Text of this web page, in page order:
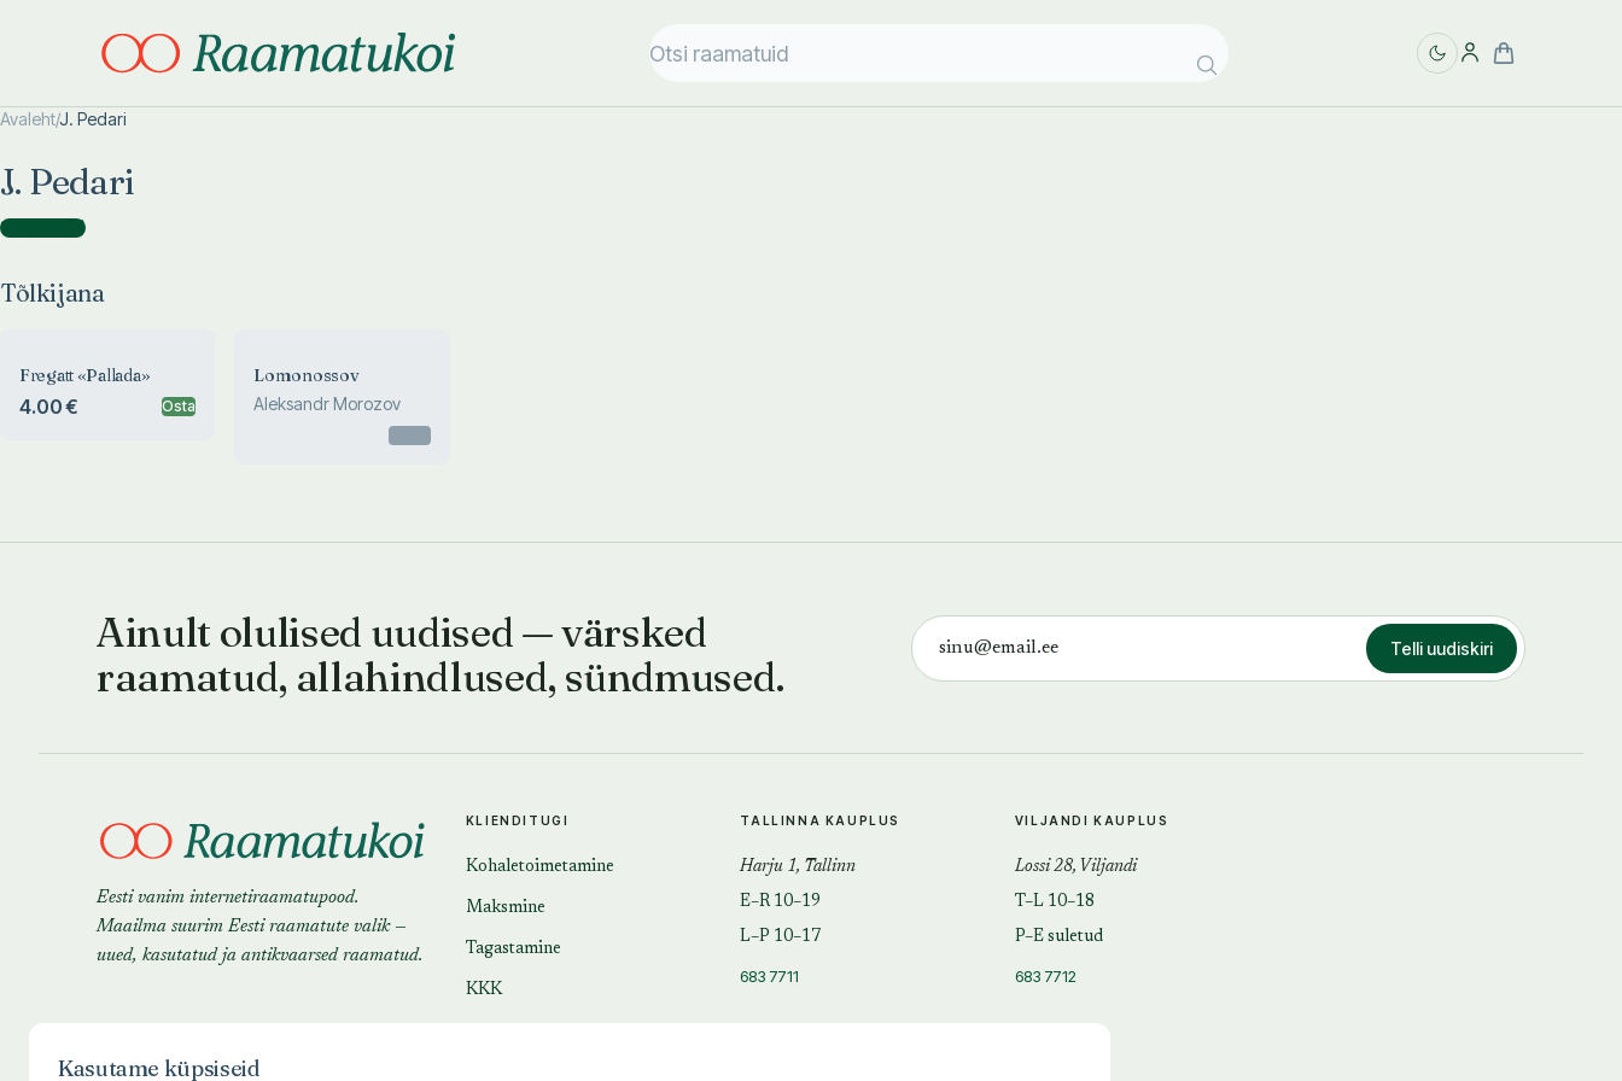
Avaleht/J. Pedari
J. Pedari
Tõlkijana )
Tõlkijana
Fregatt «Pallada»
4.00 € Osta
Lomonossov
Aleksandr Morozov
Ainult olulised uudised — värsked
raamatud, allahindlused, sündmused.
Telli uudiskiri
Eesti vanim internetiraamatupood.
Maailma suurim Eesti raamatute valik —
uued, kasutatud ja antikvaarsed raamatud.
KLIENDITUGI
Kohaletoimetamine
Maksmine
Tagastamine
KKK
TALLINNA KAUPLUS
Harju 1, Tallinn
E–R 10–19
L–P 10–17
683 7711
VILJANDI KAUPLUS
Lossi 28, Viljandi
T–L 10–18
P–E suletud
683 7712
Kasutame küpsiseid